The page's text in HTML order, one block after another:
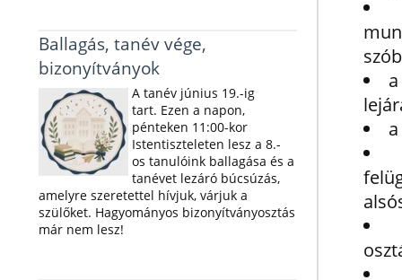
Ballagás, tanév vége,
bizonyítványok
A tanév június 19.-ig
tart. Ezen a napon,
pénteken 11:00-kor
Istentiszteleten lesz a 8.-
os tanulóink ballagása és a
tanévet lezáró búcsúzás,
amelyre szeretettel hívjuk, várjuk a
szülőket. Hagyományos bizonyítványosztás
már nem lesz!